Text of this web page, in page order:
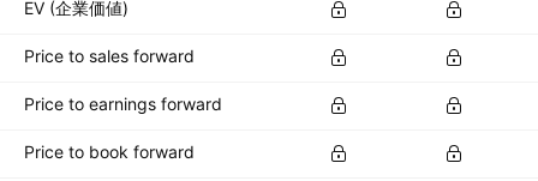
EV (企業価値)
Price to sales forward
Price to earnings forward
Price to book forward